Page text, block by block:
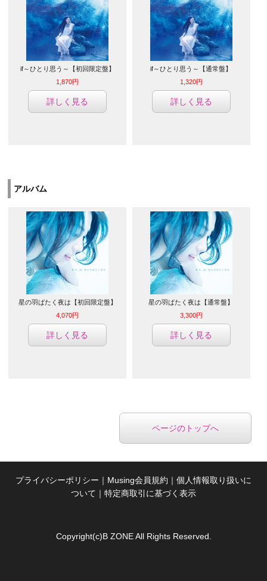
if～ひとり思う～【初回限定盤】
1,870円
詳しく見る
if～ひとり思う～【通常盤】
1,320円
詳しく見る
アルバム
星の羽ばたく夜は【初回限定盤】
4,070円
詳しく見る
星の羽ばたく夜は【通常盤】
3,300円
詳しく見る
ページのトップへ
プライバシーポリシー ｜ Musing会員規約 ｜ 個人情報取り扱いに
ついて ｜ 特定商取引に基づく表示
Copyright(c)B ZONE All Rights Reserved.